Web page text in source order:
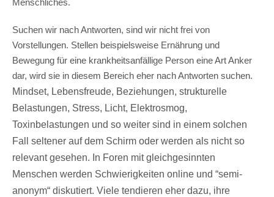
Menschliches.
Suchen wir nach Antworten, sind wir nicht frei von
Vorstellungen. Stellen beispielsweise Ernährung und
Bewegung für eine krankheitsanfällige Person eine Art Anker
dar, wird sie in diesem Bereich eher nach Antworten suchen.
Mindset, Lebensfreude, Beziehungen, strukturelle
Belastungen, Stress, Licht, Elektrosmog,
Toxinbelastungen und so weiter sind in einem solchen
Fall seltener auf dem Schirm oder werden als nicht so
relevant gesehen. In Foren mit gleichgesinnten
Menschen werden Schwierigkeiten online und “semi-
anonym“ diskutiert. Viele tendieren eher dazu, ihre